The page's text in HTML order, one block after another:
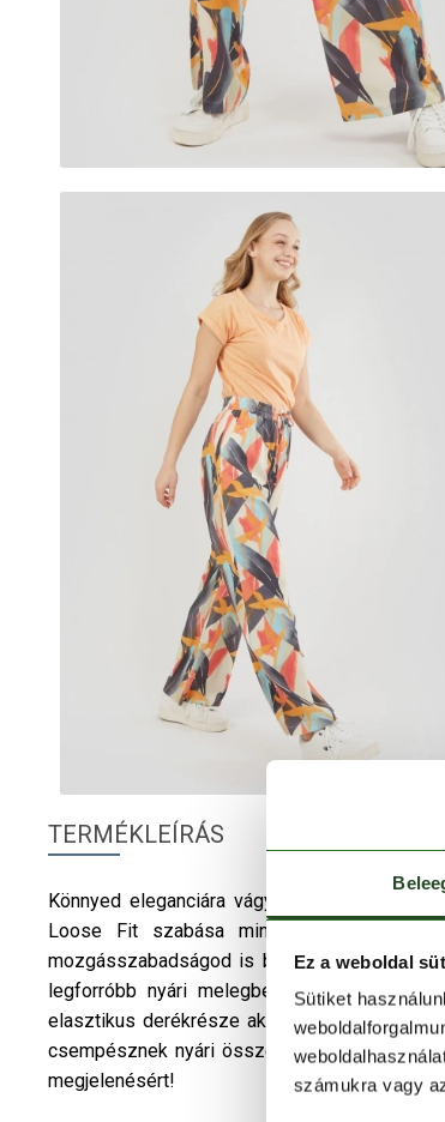
Ez a weboldal
Sütiket
számukra vagy
TERMÉKLEÍRÁS
Könnyed eleganciára vágysz? A
Loose Fit szabása minden típusú
mozgásszabadságod is biztosítja.
legforróbb nyári melegben is, hiszen
elasztikus derékrésze aktív mozgás
csempésznek nyári összeállításaidba.
megjelenésért!